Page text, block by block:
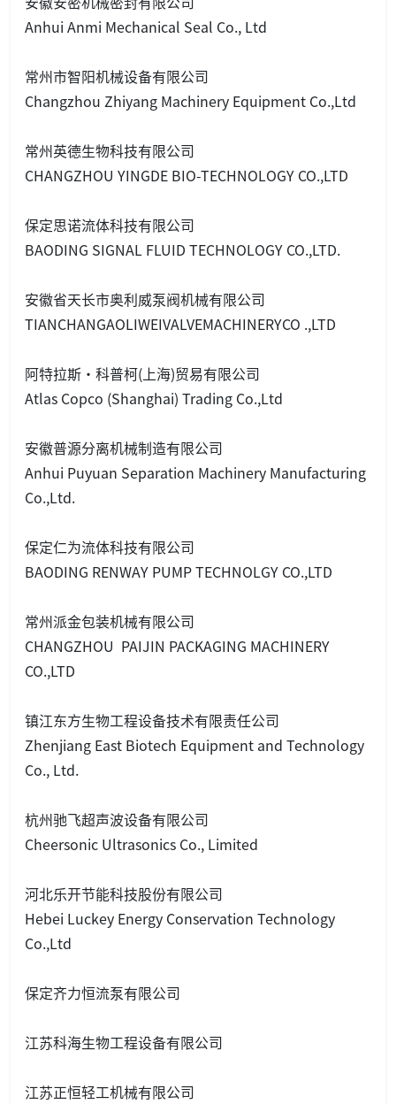
Anhui Anmi Mechanical Seal Co., Ltd
常州市智阳机械设备有限公司
Changzhou Zhiyang Machinery Equipment Co.,Ltd
常州英德生物科技有限公司
CHANGZHOU YINGDE BIO-TECHNOLOGY CO.,LTD
保定思诺流体科技有限公司
BAODING SIGNAL FLUID TECHNOLOGY CO.,LTD.
安徽省天长市奥利威泵阀机械有限公司
TIANCHANGAOLIWEIVALVEMACHINERYCO .,LTD
阿特拉斯•科普柯(上海)贸易有限公司
Atlas Copco (Shanghai) Trading Co.,Ltd
安徽普源分离机械制造有限公司
Anhui Puyuan Separation Machinery Manufacturing
Co.,Ltd.
保定仁为流体科技有限公司
BAODING RENWAY PUMP TECHNOLGY CO.,LTD
常州派金包装机械有限公司
CHANGZHOU PAIJIN PACKAGING MACHINERY
CO.,LTD
镇江东方生物工程设备技术有限责任公司
Zhenjiang East Biotech Equipment and Technology
Co., Ltd.
杭州驰飞超声波设备有限公司
Cheersonic Ultrasonics Co., Limited
河北乐开节能科技股份有限公司
Hebei Luckey Energy Conservation Technology
Co.,Ltd
保定齐力恒流泵有限公司
江苏科海生物工程设备有限公司
江苏正恒轻工机械有限公司